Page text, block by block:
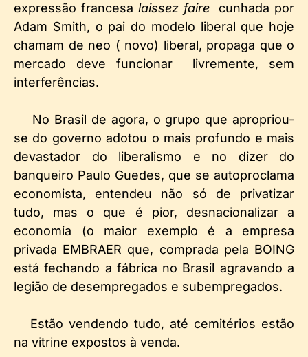
expressão francesa laissez fairecunhada por
Adam Smith, o pai do modelo liberal que hoje
chamam de neo ( novo) liberal, propaga que o
mercado deve funcionar livremente, sem
interferências.
No Brasil de agora, o grupo que apropriou-
se do governo adotou o mais profundo e mais
devastador do liberalismo e no dizer do
banqueiro Paulo Guedes, que se autoproclama
economista, entendeu não só de privatizar
tudo, mas o que é pior, desnacionalizar a
economia (o maior exemplo é a empresa
privada EMBRAER que, comprada pela BOING
está fechando a fábrica no Brasil agravando a
legião de desempregados e subempregados.
Estão vendendo tudo, até cemitérios estão
na vitrine expostos à venda.